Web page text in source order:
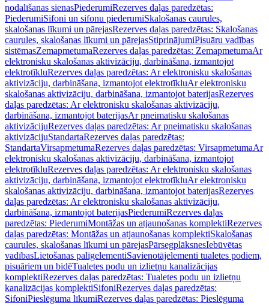
nodalīšanas sienasPiederumiRezerves daļas paredzētas:
PiederumiSifoni un sifonu piederumiSkalošanas caurules,
skalošanas līkumi un pārejasRezerves daļas paredzētas: Skalošanas
caurules, skalošanas līkumi un pārejasStiprinājumiPisuāru vadības
sistēmasZemapmetumaRezerves daļas paredzētas: ZemapmetumaAr
elektronisku skalošanas aktivizāciju, darbināšana, izmantojot
elektrotīkluRezerves daļas paredzētas: Ar elektronisku skalošanas
aktivizāciju, darbināšana, izmantojot elektrotīkluAr elektronisku
skalošanas aktivizāciju, darbināšana, izmantojot baterijasRezerves
daļas paredzētas: Ar elektronisku skalošanas aktivizāciju,
darbināšana, izmantojot baterijasAr pneimatisku skalošanas
aktivizācijuRezerves daļas paredzētas: Ar pneimatisku skalošanas
aktivizācijuStandartaRezerves daļas paredzētas:
StandartaVirsapmetumaRezerves daļas paredzētas: VirsapmetumaAr
elektronisku skalošanas aktivizāciju, darbināšana, izmantojot
elektrotīkluRezerves daļas paredzētas: Ar elektronisku skalošanas
aktivizāciju, darbināšana, izmantojot elektrotīkluAr elektronisku
skalošanas aktivizāciju, darbināšana, izmantojot baterijasRezerves
daļas paredzētas: Ar elektronisku skalošanas aktivizāciju,
darbināšana, izmantojot baterijasPiederumiRezerves daļas
paredzētas: PiederumiMontāžas un atjaunošanas komplektiRezerves
daļas paredzētas: Montāžas un atjaunošanas komplektiSkalošanas
caurules, skalošanas līkumi un pārejasPārsegplāksnesIebūvētas
vadībasLietošanas palīgelementiSavienotājelementi tualetes podiem,
pisuāriem un bidēTualetes podu un izlietņu kanalizācijas
komplektiRezerves daļas paredzētas: Tualetes podu un izlietņu
kanalizācijas komplektiSifoniRezerves daļas paredzētas:
SifoniPieslēguma līkumiRezerves daļas paredzētas: Pieslēguma